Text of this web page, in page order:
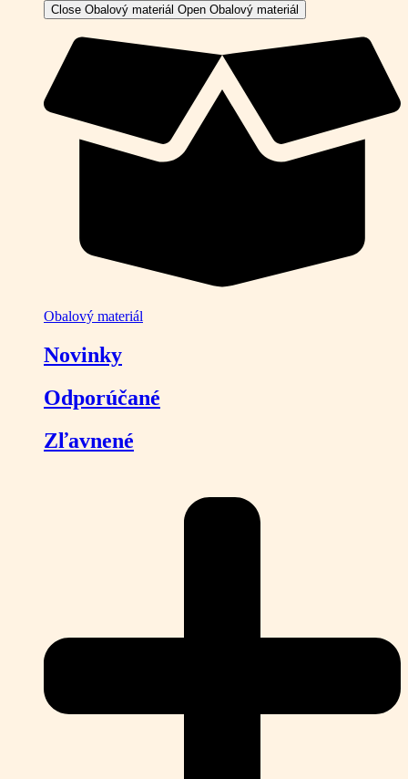
Close Obalový materiál Open Obalový materiál
Obalový materiál
Novinky
Odporúčané
Zľavnené